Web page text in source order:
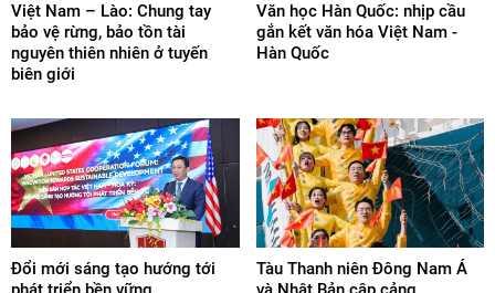
Việt Nam – Lào: Chung tay
bảo vệ rừng, bảo tồn tài
nguyên thiên nhiên ở tuyến
biên giới
Văn học Hàn Quốc: nhịp cầu
gắn kết văn hóa Việt Nam -
Hàn Quốc
Đổi mới sáng tạo hướng tới
Tàu Thanh niên Đông Nam Á